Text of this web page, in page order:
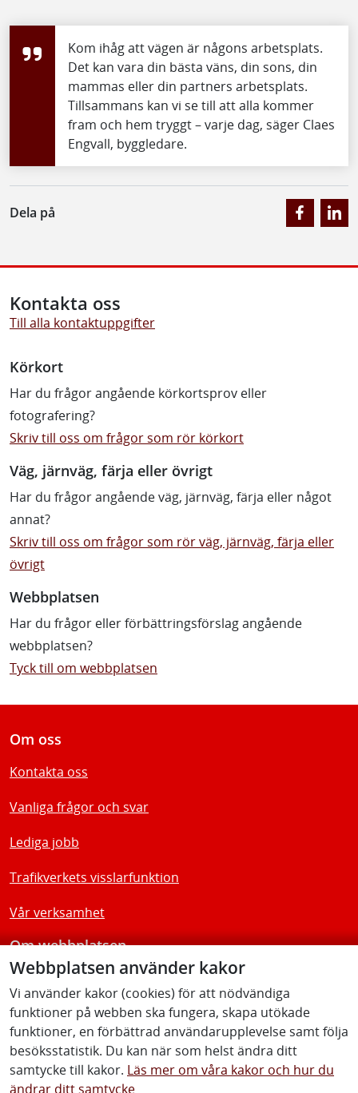
Kom ihåg att vägen är någons arbetsplats.
Det kan vara din bästa väns, din sons, din
mammas eller din partners arbetsplats.
Tillsammans kan vi se till att alla kommer
fram och hem tryggt – varje dag, säger Claes
Engvall, byggledare.
Dela på
Webbplatsen använder kakor
Vi använder kakor (cookies) för att nödvändiga
funktioner på webben ska fungera, skapa utökade
funktioner, en förbättrad användarupplevelse samt följa
besöksstatistik. Du kan när som helst ändra ditt
samtycke till kakor. Läs mer om våra kakor och hur du
ändrar ditt samtycke
Kontakta oss
Till alla kontaktuppgifter
Körkort
Har du frågor angående körkortsprov eller
fotografering?
Skriv till oss om frågor som rör körkort
Väg, järnväg, färja eller övrigt
Har du frågor angående väg, järnväg, färja eller något
annat?
Skriv till oss om frågor som rör väg, järnväg, färja eller
övrigt
Webbplatsen
Har du frågor eller förbättringsförslag angående
webbplatsen?
Tyck till om webbplatsen
Om oss
Kontakta oss
Vanliga frågor och svar
Lediga jobb
Trafikverkets visslarfunktion
Vår verksamhet
Om webbplatsen
Tillgänglighetsredogörelse
Följ oss